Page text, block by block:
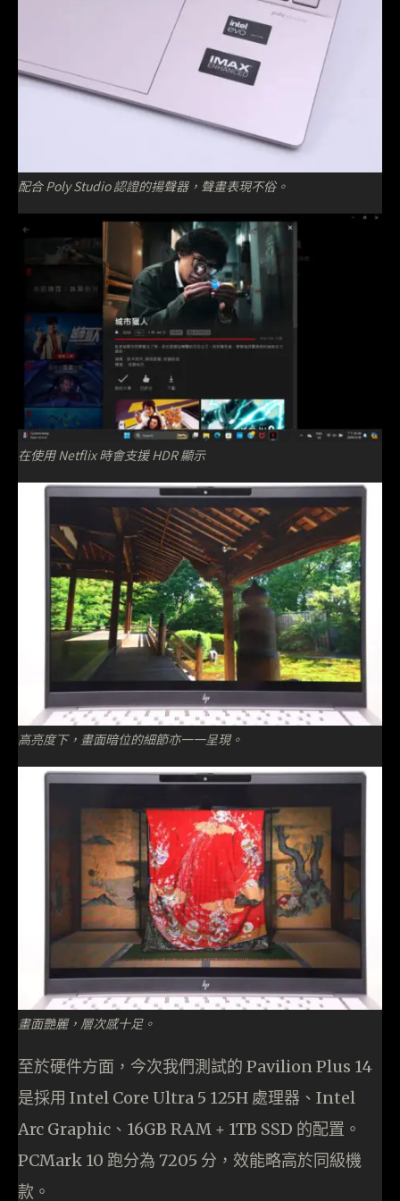
配合 Poly Studio 認證的揚聲器，聲畫表現不俗。
在使用 Netflix 時會支援 HDR 顯示
高亮度下，畫面暗位的細節亦一一呈現。
畫面艷麗，層次感十足。
至於硬件方面，今次我們測試的 Pavilion Plus 14
是採用 Intel Core Ultra 5 125H 處理器、Intel
Arc Graphic、16GB RAM + 1TB SSD 的配置。
PCMark 10 跑分為 7205 分，效能略高於同級機
款。